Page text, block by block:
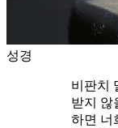
성경
비판치
받지 않
하면 너